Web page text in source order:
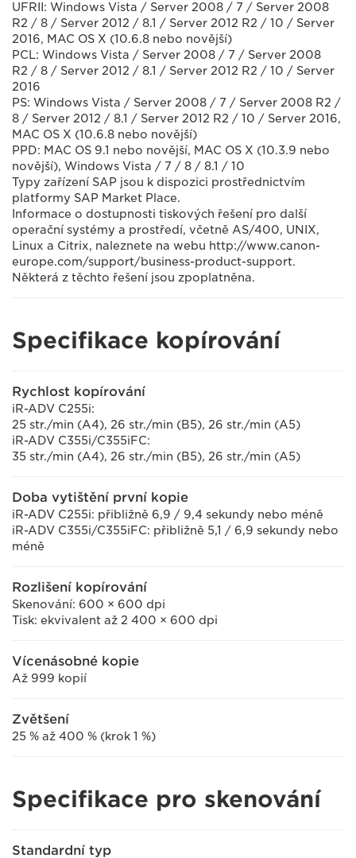
UFRII: Windows Vista / Server 2008 / 7 / Server 2008
R2 / 8 / Server 2012 / 8.1 / Server 2012 R2 / 10 / Server
2016, MAC OS X (10.6.8 nebo novější)
PCL: Windows Vista / Server 2008 / 7 / Server 2008
R2 / 8 / Server 2012 / 8.1 / Server 2012 R2 / 10 / Server
2016
PS: Windows Vista / Server 2008 / 7 / Server 2008 R2 /
8 / Server 2012 / 8.1 / Server 2012 R2 / 10 / Server 2016,
MAC OS X (10.6.8 nebo novější)
PPD: MAC OS 9.1 nebo novější, MAC OS X (10.3.9 nebo
novější), Windows Vista / 7 / 8 / 8.1 / 10
Typy zařízení SAP jsou k dispozici prostřednictvím
platformy SAP Market Place.
Informace o dostupnosti tiskových řešení pro další
operační systémy a prostředí, včetně AS/400, UNIX,
Linux a Citrix, naleznete na webu http://www.canon-
europe.com/support/business-product-support.
Některá z těchto řešení jsou zpoplatněna.
Specifikace kopírování
Rychlost kopírování
iR-ADV C255i:
25 str./min (A4), 26 str./min (B5), 26 str./min (A5)
iR-ADV C355i/C355iFC:
35 str./min (A4), 26 str./min (B5), 26 str./min (A5)
Doba vytištění první kopie
iR-ADV C255i: přibližně 6,9 / 9,4 sekundy nebo méně
iR-ADV C355i/C355iFC: přibližně 5,1 / 6,9 sekundy nebo
méně
Rozlišení kopírování
Skenování: 600 × 600 dpi
Tisk: ekvivalent až 2 400 × 600 dpi
Vícenásobné kopie
Až 999 kopií
Zvětšení
25 % až 400 % (krok 1 %)
Specifikace pro skenování
Standardní typ